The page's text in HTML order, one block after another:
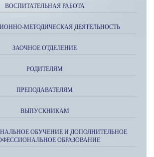
ВОСПИТАТЕЛЬНАЯ РАБОТА
МЕТОДИЧЕСКАЯ ДЕЯТЕЛЬНОСТЬ
ЗАОЧНОЕ ОТДЕЛЕНИЕ
РОДИТЕЛЯМ
ПРЕПОДАВАТЕЛЯМ
ВЫПУСКНИКАМ
ОБУЧЕНИЕ И ДОПОЛНИТЕЛЬНОЕ
ОБРАЗОВАНИЕ